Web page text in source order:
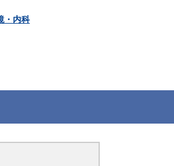
・内科